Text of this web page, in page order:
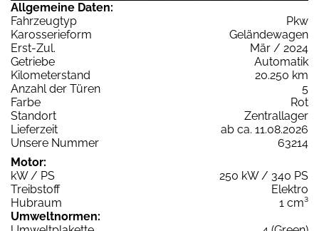
Allgemeine Daten:
Fahrzeugtyp
Pkw
Karosserieform
Geländewagen
Erst-Zul.
Mär / 2024
Getriebe
Automatik
Kilometerstand
20.250 km
Anzahl der Türen
5
Farbe
Rot
Standort
Zentrallager
Lieferzeit
ab ca. 11.08.2026
Unsere Nummer
63214
Motor:
kW / PS
250 kW / 340 PS
Treibstoff
Elektro
Hubraum
1 cm³
Umweltnormen: